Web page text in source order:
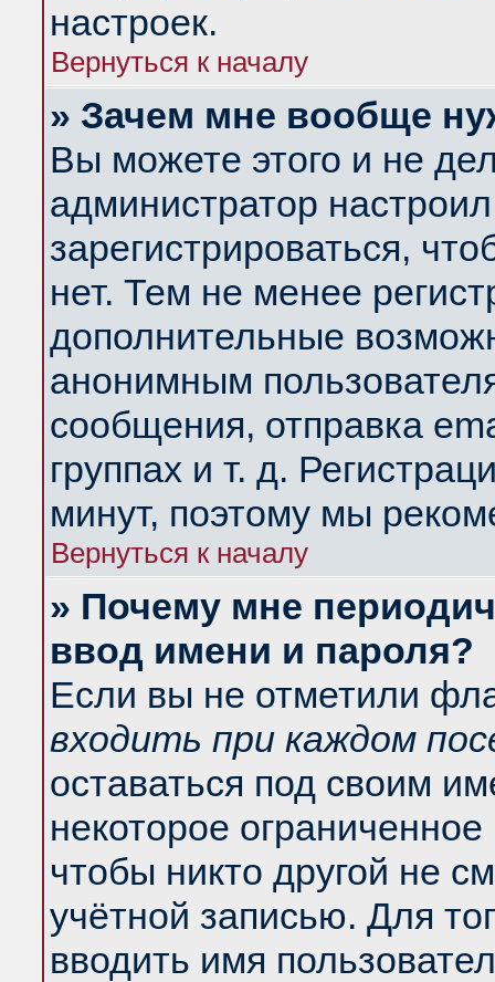
настроек.
Вернуться к началу
» Зачем мне вообще
Вы можете этого и не
администратор
зарегистрироваться,
нет. Тем не менее
дополнительные
анонимным
сообщения, отправка
группах и т. д.
минут, поэтому мы
Вернуться к началу
» Почему мне
ввод имени и пароля?
Если вы не отметили
входить при каждом
оставаться под своим
некоторое
чтобы никто другой не
учётной записью. Для
вводить имя